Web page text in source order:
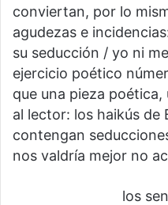
conviertan, por lo
agudezas e
su seducción / yo ni
ejercicio poético
que una pieza
al lector: los haikús
contengan
nos valdría mejor no
los